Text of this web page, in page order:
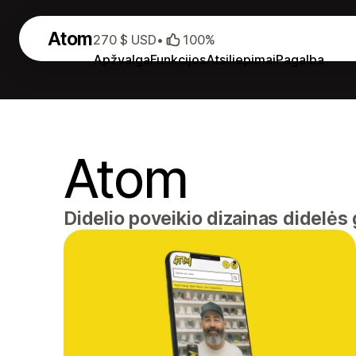
Atom
ApžvalgaFunkcijosAtsiliepimaiPagalba
270 $ USD• 100%
Atom
Didelio poveikio dizainas didelės